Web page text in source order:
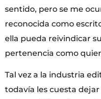
sentido, pero se me
reconocida como
ella pueda reivindicar
pertenencia como
Tal vez a la industria
todavía les cuesta